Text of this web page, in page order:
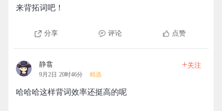
来背拓词吧！
分享 评论 点赞
静翕
9月2日 20时46分 精选
+关注
哈哈哈这样背词效率还挺高的呢